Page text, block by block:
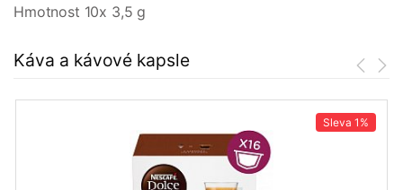
Hmotnost 10x 3,5 g
Káva a kávové kapsle
Sleva 1%